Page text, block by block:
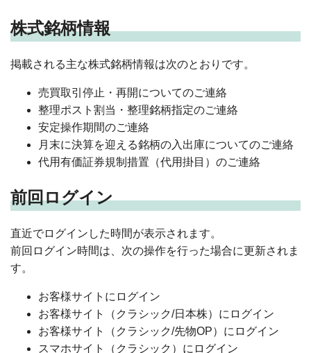
株式銘柄情報
掲載される主な株式銘柄情報は次のとおりです。
売買取引停止・再開についてのご連絡
整理ポスト割当・整理銘柄指定のご連絡
安定操作期間のご連絡
月末に決算を迎える銘柄の入出庫についてのご連絡
代用有価証券規制措置（代用掛目）のご連絡
前回ログイン
直近でログインした時間が表示されます。
前回ログイン時間は、次の操作を行った場合に更新されま
す。
お客様サイトにログイン
お客様サイト（クラシック/日本株）にログイン
お客様サイト（クラシック/先物OP）にログイン
スマホサイト（クラシック）にログイン